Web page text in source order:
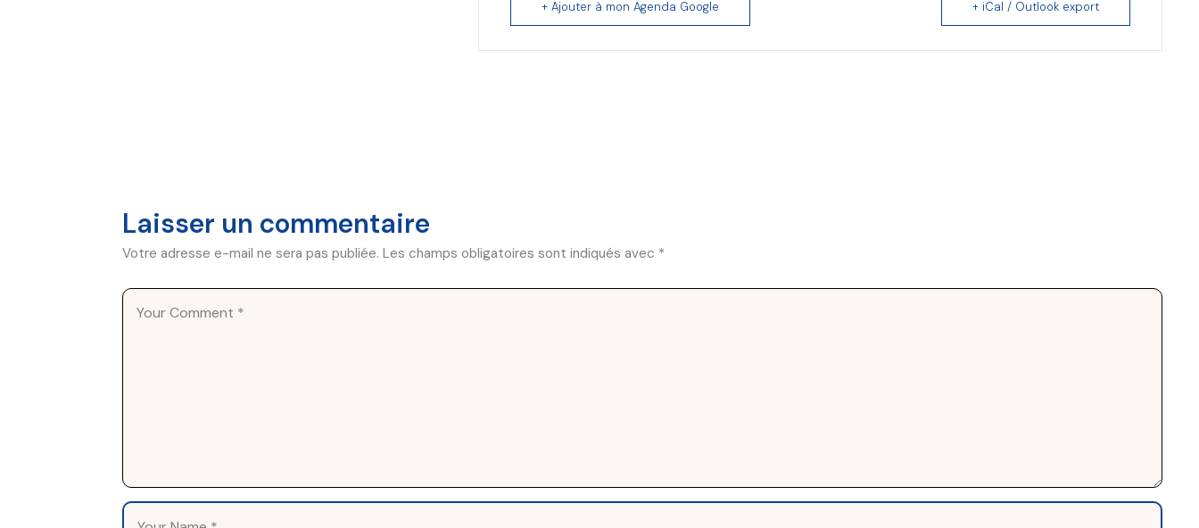
+ Ajouter à mon Agenda Google + iCal / Outlook export
Laisser un commentaire
Votre adresse e-mail ne sera pas publiée. Les champs obligatoires sont indiqués avec *